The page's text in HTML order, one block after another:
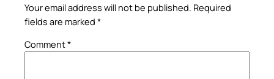
Your email address will not be published. Required
fields are marked *
Comment*